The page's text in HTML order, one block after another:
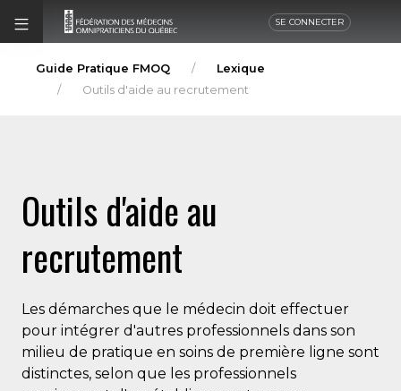
SE CONNECTER
Guide Pratique FMOQ
Lexique
Outils d'aide au recrutement
Outils d'aide au
recrutement
Les démarches que le médecin doit effectuer
pour intégrer d'autres professionnels dans son
milieu de pratique en soins de première ligne sont
distinctes, selon que les professionnels